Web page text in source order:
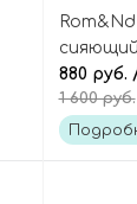
для
Through
880 руб.
1 600 руб.